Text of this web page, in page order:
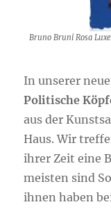
Bruno Bruni Rosa
In unserer
Politische
aus der
Haus. Wir
ihrer Zeit eine
meisten sind
ihnen haben